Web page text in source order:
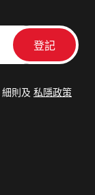
細則及 私隱政策